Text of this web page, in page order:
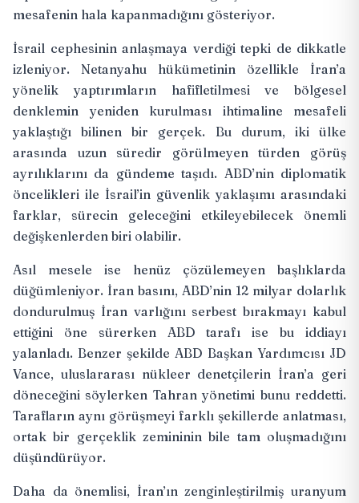
mesafenin hala kapanmadığını gösteriyor.
İsrail cephesinin anlaşmaya verdiği tepki de dikkatle
izleniyor. Netanyahu hükümetinin özellikle İran’a
yönelik yaptırımların hafifletilmesi ve bölgesel
denklemin yeniden kurulması ihtimaline mesafeli
yaklaştığı bilinen bir gerçek. Bu durum, iki ülke
arasında uzun süredir görülmeyen türden görüş
ayrılıklarını da gündeme taşıdı. ABD’nin diplomatik
öncelikleri ile İsrail’in güvenlik yaklaşımı arasındaki
farklar, sürecin geleceğini etkileyebilecek önemli
değişkenlerden biri olabilir.
Asıl mesele ise henüz çözülemeyen başlıklarda
düğümleniyor. İran basını, ABD’nin 12 milyar dolarlık
dondurulmuş İran varlığını serbest bırakmayı kabul
ettiğini öne sürerken ABD tarafı ise bu iddiayı
yalanladı. Benzer şekilde ABD Başkan Yardımcısı JD
Vance, uluslararası nükleer denetçilerin İran’a geri
döneceğini söylerken Tahran yönetimi bunu reddetti.
Tarafların aynı görüşmeyi farklı şekillerde anlatması,
ortak bir gerçeklik zemininin bile tam oluşmadığını
düşündürüyor.
Daha da önemlisi, İran’ın zenginleştirilmiş uranyum